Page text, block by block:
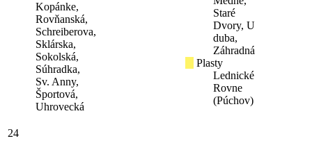
Kopánke,
Rovňanská,
Schreiberova,
Sklárska,
Sokolská,
Súhradka,
Sv. Anny,
Športová,
Uhrovecká
Staré
Dvory, U
duba,
Záhradná
Plasty
Lednické
Rovne
(Púchov)
24